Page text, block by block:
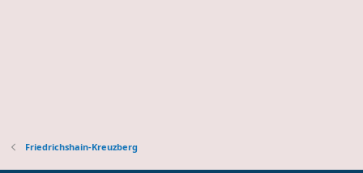
Friedrichshain-Kreuzberg